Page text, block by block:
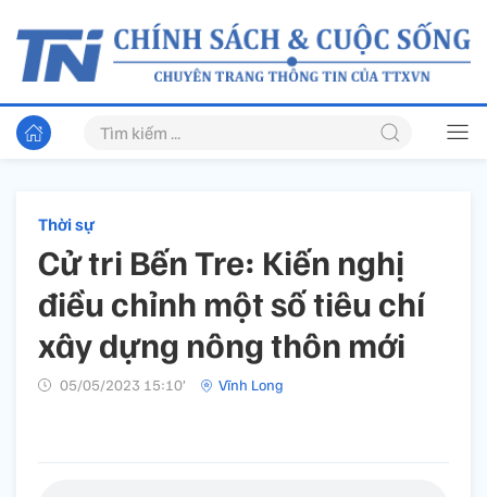
Thời sự
Cử tri Bến Tre: Kiến nghị
điều chỉnh một số tiêu chí
xây dựng nông thôn mới
05/05/2023 15:10’ Vĩnh Long